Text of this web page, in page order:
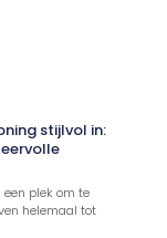
stijlvol in:
plek om te
helemaal tot